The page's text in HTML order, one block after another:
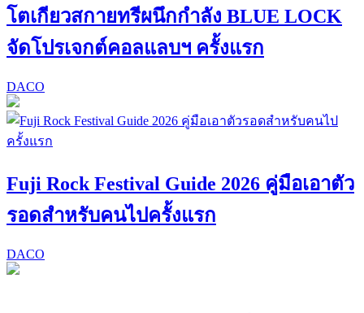
โตเกียวสกายทรีผนึกกำลัง BLUE LOCK
จัดโปรเจกต์คอลแลบฯ ครั้งแรก
DACO
Fuji Rock Festival Guide 2026 คู่มือเอาตัว
รอดสำหรับคนไปครั้งแรก
DACO